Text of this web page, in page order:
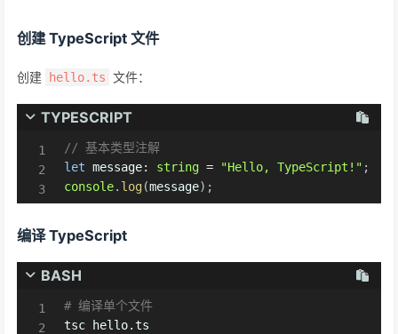
创建 TypeScript 文件
创建 hello.ts 文件：
TYPESCRIPT
// 基本类型注解
let message: string = "Hello, TypeScript!" ;
console. log (message) ;
编译 TypeScript
BASH
# 编译单个文件
tsc hello.ts